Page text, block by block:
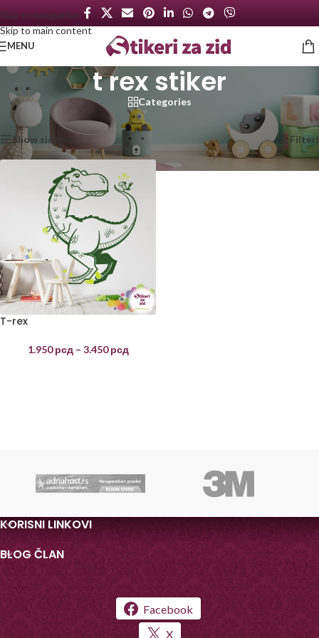
Skip to navigation
Skip to main content
MENU
t rex stiker
Categories
Početna
Proizvod označen „t rex stiker“ Prikazan jedan rezultat
Show sidebar Filteri
T-rex
1.950рсд – 3.450рсд
KORISNI LINKOVI
BLOG ČLAN
Facebook
X